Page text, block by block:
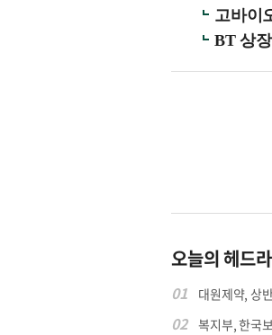
고바이
BT 상
오늘의 헤드
01 대원제약, 상
02 복지부, 한국